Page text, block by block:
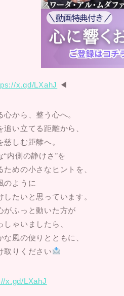
x.gd/LXahJ ◀︎
心から、整う心へ。
追い立てる距離から、
慈しむ距離へ。
“内側の静けさ”を
ための小さなヒントを、
のように
したいと思っています。
がふっと動いた方が
しゃいましたら、
な風の便りとともに、
取りください
x.gd/LXahJ